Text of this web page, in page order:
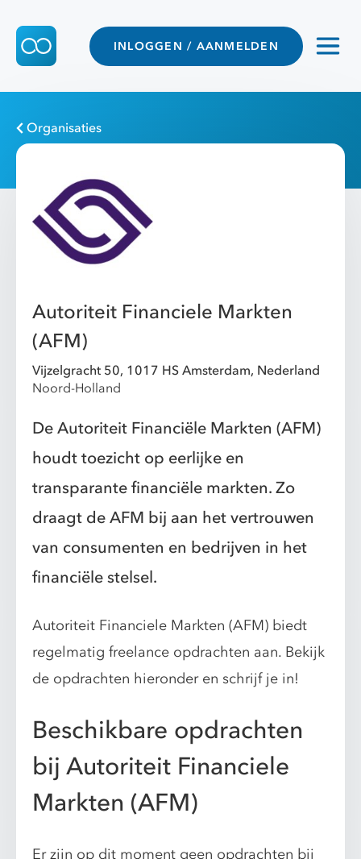
INLOGGEN / AANMELDEN
Organisaties
Autoriteit Financiele Markten
(AFM)
Vijzelgracht 50, 1017 HS Amsterdam, Nederland
Noord-Holland
De Autoriteit Financiële Markten (AFM)
houdt toezicht op eerlijke en
transparante financiële markten. Zo
draagt de AFM bij aan het vertrouwen
van consumenten en bedrijven in het
financiële stelsel.
Autoriteit Financiele Markten (AFM) biedt
regelmatig freelance opdrachten aan. Bekijk
de opdrachten hieronder en schrijf je in!
Beschikbare opdrachten
bij Autoriteit Financiele
Markten (AFM)
Er zijn op dit moment geen opdrachten bij